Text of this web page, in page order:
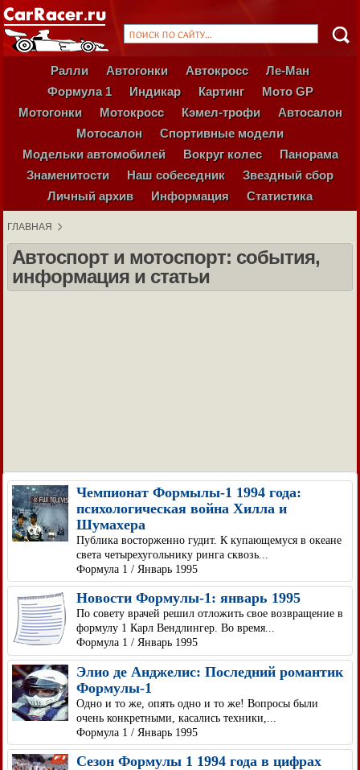
Ралли Автогонки Автокросс
Ле-Ман
Формула 1
Индикар Картинг
Мото GP
Мотогонки
Мотокросс Кэмел-трофи
Автосалон
Мотосалон
Спортивные модели
Модельки автомобилей
Вокруг колес
Панорама
Знаменитости
Наш собеседник
Звездный сбор
Личный архив
Информация Статистика
ГЛАВНАЯ
Автоспорт и мотоспорт: события,
информация и статьи
Чемпионат Формылы-1 1994 года:
психологическая война Хилла и
Шумахера
Публика восторженно гудит. К купающемуся в океане
света четырехугольнику ринга сквозь...
Формула 1 / Январь 1995
Новости Формулы-1: январь 1995
По совету врачей решил отложить свое возвращение в
формулу 1 Карл Вендлингер. Во время...
Формула 1 / Январь 1995
Элио де Анджелис: Последний романтик
Формулы-1
Одно и то же, опять одно и то же! Вопросы были
очень конкретными, касались техники,...
Формула 1 / Январь 1995
Сезон Формулы 1 1994 года в цифрах